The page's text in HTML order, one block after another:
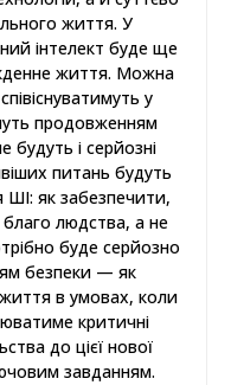
життя. У
інтелект буде ще
життя. Можна
у
продовженням
і серйозні
питань будуть
ШІ: як забезпечити,
благо людства, а не
буде серйозно
безпеки — як
життя в умовах, коли
критичні
до цієї нової
завданням.